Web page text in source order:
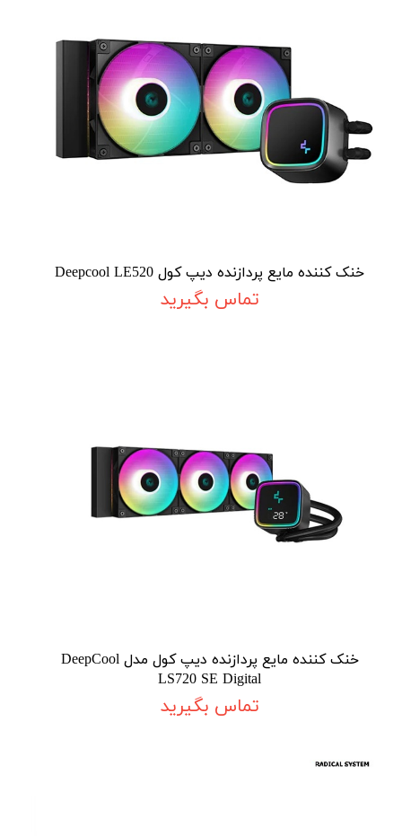
خنک کننده مایع پردازنده دیپ کول Deepcool LE520
تماس بگیرید
خنک کننده مایع پردازنده دیپ کول مدل DeepCool
LS720 SE Digital
تماس بگیرید